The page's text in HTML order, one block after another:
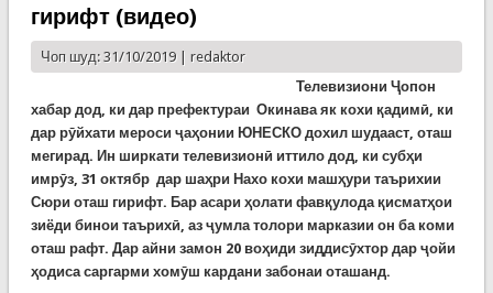
гирифт (видео)
Чоп шуд: 31/10/2019 | redaktor
Телевизиони Ҷопон
хабар дод, ки дар префектураи Окинава як кохи қадимӣ, ки
дар рӯйхати мероси ҷаҳонии ЮНЕСКО дохил шудааст, оташ
мегирад. Ин ширкати телевизионӣ иттило дод, ки субҳи
имрӯз, 31 октябр дар шаҳри Нахо кохи машҳури таърихии
Сюри оташ гирифт. Бар асари ҳолати фавқулода қисматҳои
зиёди бинои таърихӣ, аз ҷумла толори марказии он ба коми
оташ рафт. Дар айни замон 20 воҳиди зиддисӯхтор дар ҷойи
ҳодиса саргарми хомӯш кардани забонаи оташанд.